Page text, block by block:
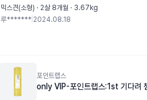
믹스견(소형) · 2살 8개월 · 3.67kg
루******* 2024.08.18
포인트랩스
only VIP-포인트랩스:1st 기다려